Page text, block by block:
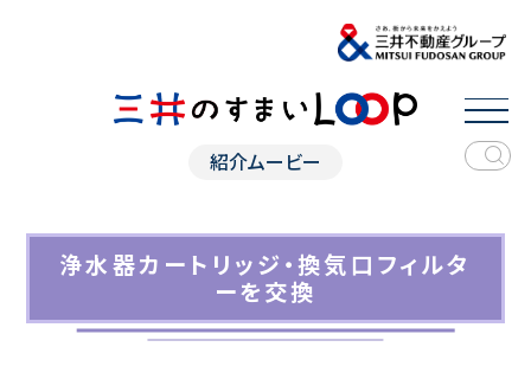
紹介ムービー
浄水器カートリッジ・換気口フィルタ
ーを交換